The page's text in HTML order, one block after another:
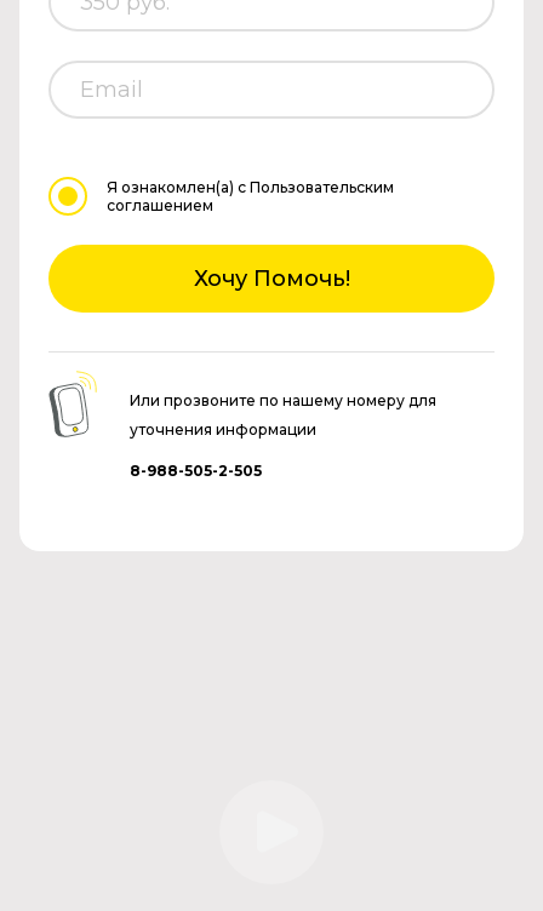
Я ознакомлен(а) с Пользовательским
соглашением
Хочу Помочь!
Или прозвоните по нашему номеру для
уточнения информации
8-988-505-2-505